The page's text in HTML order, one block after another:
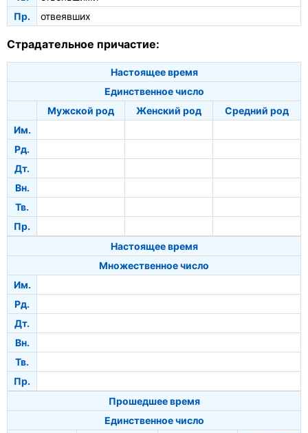
Пр.
отвеявших
Страдательное причастие:
Настоящее время
Единственное число
Мужской род
Женский род
Средний род
Им.
Рд.
Дт.
Вн.
Тв.
Пр.
Настоящее время
Множественное число
Им.
Рд.
Дт.
Вн.
Тв.
Пр.
Прошедшее время
Единственное число